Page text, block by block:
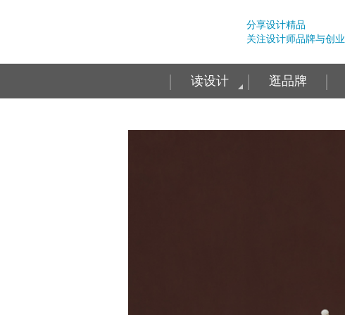
分享设计精品
关注设计师品牌与创业
读设计 逛品牌